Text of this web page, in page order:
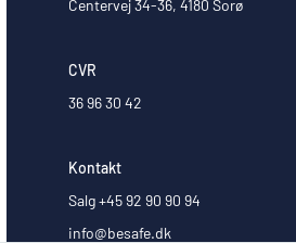
Centervej 34-36, 4180 Sorø
CVR
36 96 30 42
Kontakt
Salg +45 92 90 90 94
info@besafe.dk